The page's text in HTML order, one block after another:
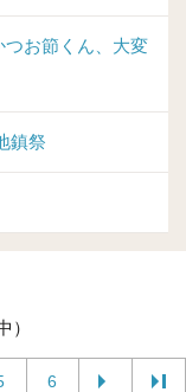
お節くん、大変
祭
）
6